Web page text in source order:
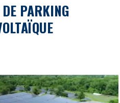
PARKING